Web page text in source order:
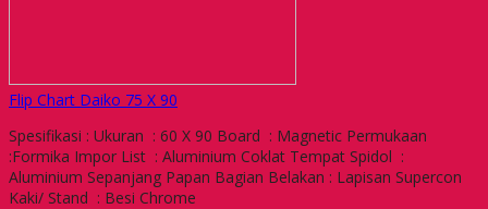
Flip Chart Daiko 75 X 90
Spesifikasi : Ukuran : 60 X 90 Board : Magnetic Permukaan
:Formika Impor List : Aluminium Coklat Tempat Spidol :
Aluminium Sepanjang Papan Bagian Belakan : Lapisan Supercon
Kaki/ Stand : Besi Chrome